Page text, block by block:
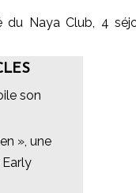
du Naya Club, 4
son
», une